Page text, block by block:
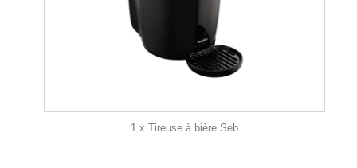
1 x Tireuse à bière Seb